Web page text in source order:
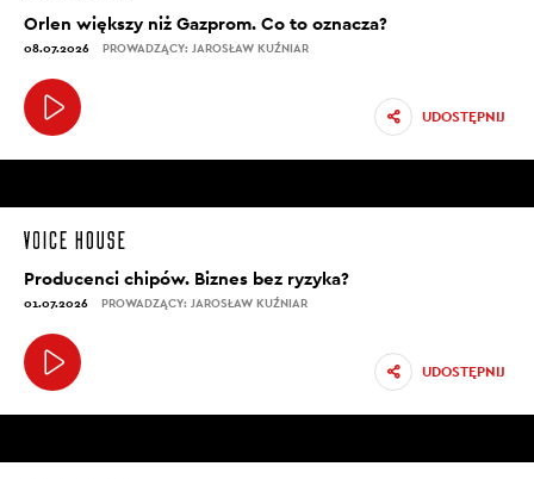
Orlen większy niż Gazprom. Co to oznacza?
08.07.2026 PROWADZĄCY: JAROSŁAW KUŹNIAR
UDOSTĘPNIJ
Producenci chipów. Biznes bez ryzyka?
01.07.2026 PROWADZĄCY: JAROSŁAW KUŹNIAR
UDOSTĘPNIJ